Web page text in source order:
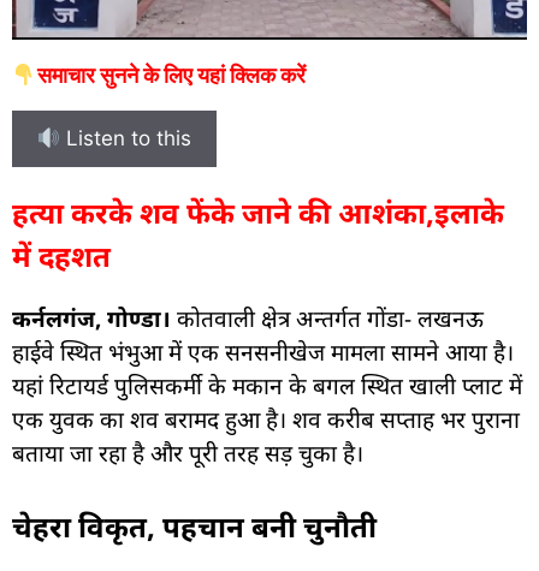
समाचार सुनने के लिए यहां क्लिक करें
Listen to this
हत्या करके शव फेंके जाने की आशंका,इलाके
में दहशत
कर्नलगंज, गोण्डा। कोतवाली क्षेत्र अन्तर्गत गोंडा- लखनऊ
हाईवे स्थित भंभुआ में एक सनसनीखेज मामला सामने आया है।
यहां रिटायर्ड पुलिसकर्मी के मकान के बगल स्थित खाली प्लाट में
एक युवक का शव बरामद हुआ है। शव करीब सप्ताह भर पुराना
बताया जा रहा है और पूरी तरह सड़ चुका है।
चेहरा विकृत, पहचान बनी चुनौती